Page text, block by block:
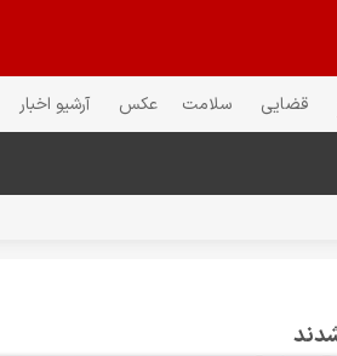
قضایی سلامت عکس آرشیو اخبار